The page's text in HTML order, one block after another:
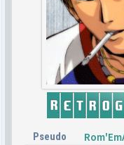
Pseudo